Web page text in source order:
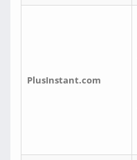
PlusInstant.com